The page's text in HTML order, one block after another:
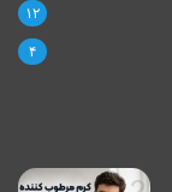
۱۲
۴